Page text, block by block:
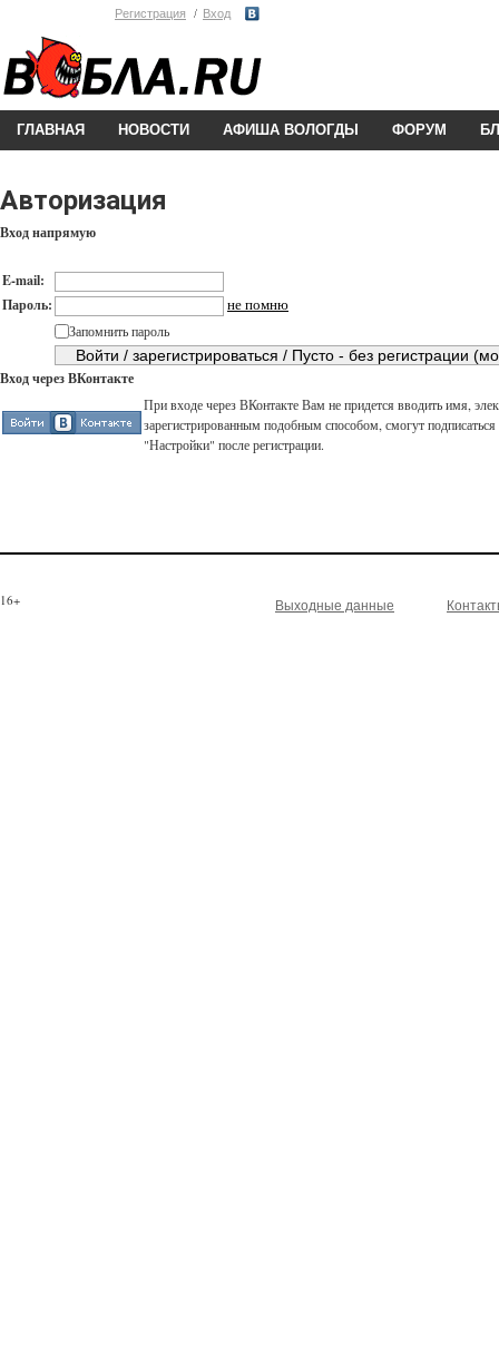
Регистрация Вход
ГЛАВНАЯ НОВОСТИ АФИША ВОЛОГДЫ ФОРУМ
Авторизация
Вход напрямую
E-mail:
Пароль:
не помню
Запомнить пароль
Вход через ВКонтакте
При входе через ВКонтакте Вам не придется вводить имя,
зарегистрированным подобным способом, смогут
"Настройки" после регистрации.
16+ Выходные данные